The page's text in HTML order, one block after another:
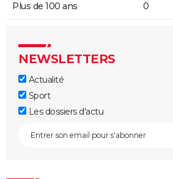
Plus de 100 ans 0
NEWSLETTERS
Actualité
Sport
Les dossiers d'actu